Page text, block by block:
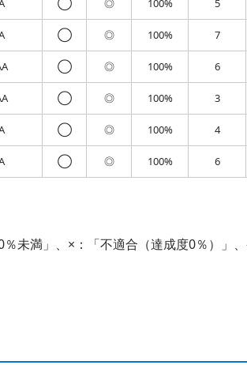
◯ ◎ 100% 5
◯ ◎ 100% 7
◯ ◎ 100% 6
◯ ◎ 100% 3
◯ ◎ 100% 4
◯ ◎ 100% 6
満」、×：「不適合（達成度0％）」、-